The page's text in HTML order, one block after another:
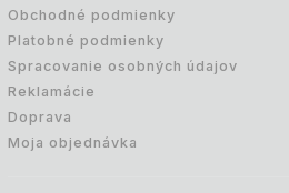
Obchodné podmienky
Platobné podmienky
Spracovanie osobných údajov
Reklamácie
Doprava
Moja objednávka